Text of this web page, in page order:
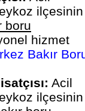
ilçesinin
boru
hizmet
Bakır
Acil
ilçesinin